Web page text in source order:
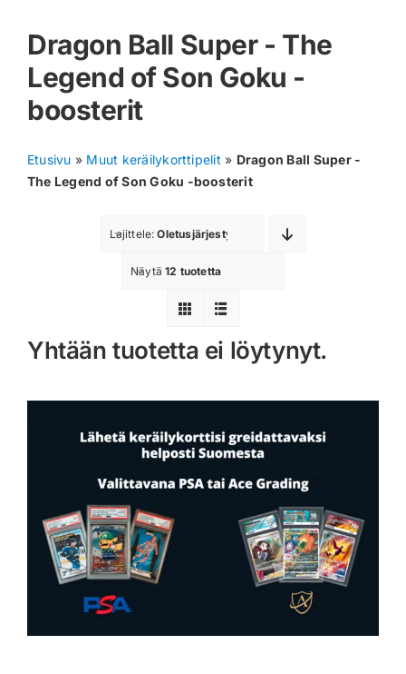
Tarvikkeet
Blind Boksit
Greidatut kortit
Dragon Ball Super - The
Legend of Son Goku -
boosterit
Etusivu » Muut keräilykorttipelit » Dragon Ball Super -
The Legend of Son Goku -boosterit
Lajittele:Oletusjärjestys
Näytä12 tuotetta
Yhtään tuotetta ei löytynyt.